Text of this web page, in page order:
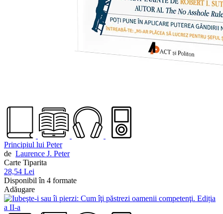
Principiul lui Peter
de Laurence J. Peter
Carte Tiparita
28,54 Lei
Disponibil în 4 formate
Adăugare